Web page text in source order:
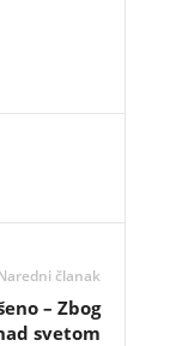
članak
– Zbog
svetom